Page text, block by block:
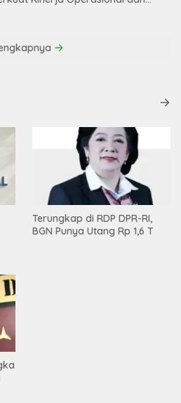
Terungkap di RDP DPR-RI,
BGN Punya Utang Rp 1,6 T